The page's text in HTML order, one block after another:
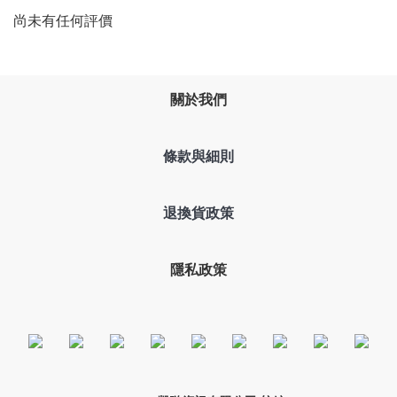
尚未有任何評價
關於我們
條款與細則
退換貨政策
隱私政策